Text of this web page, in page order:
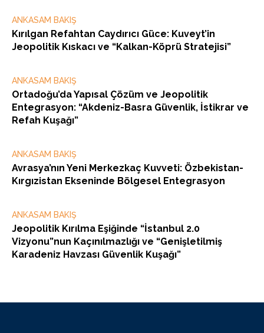
ANKASAM BAKIŞ
Kırılgan Refahtan Caydırıcı Güce: Kuveyt’in
Jeopolitik Kıskacı ve “Kalkan-Köprü Stratejisi”
ANKASAM BAKIŞ
Ortadoğu’da Yapısal Çözüm ve Jeopolitik
Entegrasyon: “Akdeniz-Basra Güvenlik, İstikrar ve
Refah Kuşağı”
ANKASAM BAKIŞ
Avrasya’nın Yeni Merkezkaç Kuvveti: Özbekistan-
Kırgızistan Ekseninde Bölgesel Entegrasyon
ANKASAM BAKIŞ
Jeopolitik Kırılma Eşiğinde “İstanbul 2.0
Vizyonu”nun Kaçınılmazlığı ve “Genişletilmiş
Karadeniz Havzası Güvenlik Kuşağı”